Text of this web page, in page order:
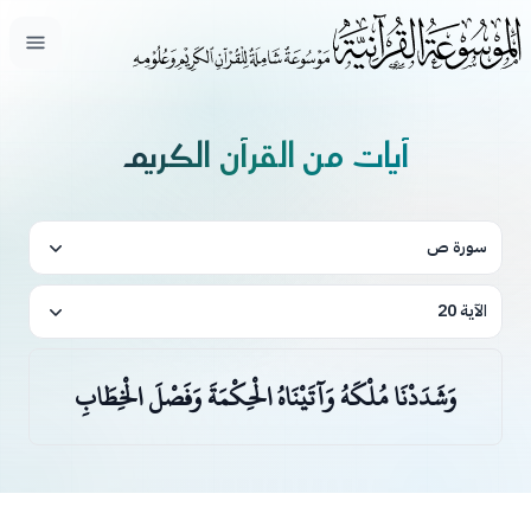
فتح
آيات من القرآن الكريم
سورة ص
الآية 20
وَشَدَدْنَا مُلْكَهُ وَآتَيْنَاهُ الْحِكْمَةَ وَفَصْلَ الْخِطَابِ